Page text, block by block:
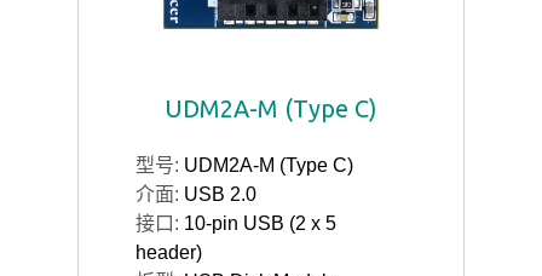
UDM2A-M (Type C)
型号: UDM2A-M (Type C)
介面: USB 2.0
接口: 10-pin USB (2 x 5
header)